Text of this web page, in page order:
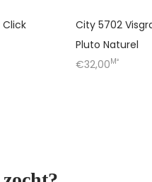
Click
City 5702
Pluto Naturel
€32,00M²